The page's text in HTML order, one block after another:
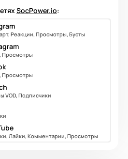
SocPower.io:
Реакции, Просмотры, Бусты
Просмотры
Просмотры
VOD, Подписчики
Лайки, Комментарии, Просмотры